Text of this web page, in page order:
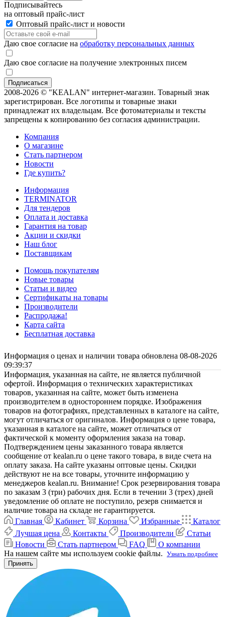
Подписывайтесь
на оптовый прайс-лист
Оптовый прайс-лист и новости
Даю свое согласие на обработку персональных данных
Даю свое согласие на получение электронных писем
2008-2026 © "KEALAN" интернет-магазин. Товарный знак
зарегистрирован. Все логотипы и товарные знаки
принадлежат их владельцам. Все фотоматериалы и тексты
запрещены к копированию без согласия администрации.
Компания
О магазине
Стать партнером
Новости
Где купить?
Информация
TERMINATOR
Для тендеров
Оплата и доставка
Гарантия на товар
Акции и скидки
Наш блог
Поставщикам
Помощь покупателям
Новые товары
Статьи и видео
Сертификаты на товары
Производители
Распродажа!
Карта сайта
Бесплатная доставка
Информация о ценах и наличии товара обновлена 08-08-2026
09:39:37
Информация, указанная на сайте, не является публичной
офертой. Информация о технических характеристиках
товаров, указанная на сайте, может быть изменена
производителем в одностороннем порядке. Изображения
товаров на фотографиях, представленных в каталоге на сайте,
могут отличаться от оригиналов. Информация о цене товара,
указанная в каталоге на сайте, может отличаться от
фактической к моменту оформления заказа на товар.
Подтверждением цены заказанного товара является
сообщение от kealan.ru о цене такого товара, в виде счета на
оплату заказа. На сайте указаны оптовые цены. Скидки
действуют не на все товары, уточните информацию у
менеджеров kealan.ru. Внимание! Срок резервирования товара
по заказам 3 (три) рабочих дня. Если в течении 3 (трех) дней
уведомление об оплате не поступило, резерв снимается и
наличие товара на складе не гарантируется.
Главная
Кабинет Корзина Избранные
Каталог
Лучшая цена
Контакты Производители
Статьи
Новости
Стать партнером FAQ
О компании
На нашем сайте мы используем cookie файлы. Узнать подробнее
Принять